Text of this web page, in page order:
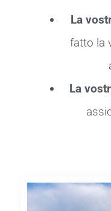
La
fatto la
La